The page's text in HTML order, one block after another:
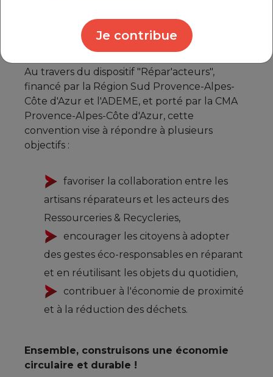
Je contribue
des déchets, Qualité de l'air étaient réunis
pour signer une convention de partenariat.
Au travers du dispositif "Répar'acteurs",
financé par la Région Sud Provence-Alpes-
Côte d'Azur et l'ADEME, et porté par la CMA
Provence-Alpes-Côte d'Azur, cette
convention vise à répondre à plusieurs
objectifs :
favoriser la collaboration entre les
artisans réparateurs et les acteurs des
Ressourceries & Recycleries,
encourager les citoyens à adopter
des gestes éco-responsables en réparant
et en réutilisant les objets du quotidien,
contribuer à l'économie de proximité
et à la réduction des déchets.
Ensemble, construisons une économie
circulaire et durable !